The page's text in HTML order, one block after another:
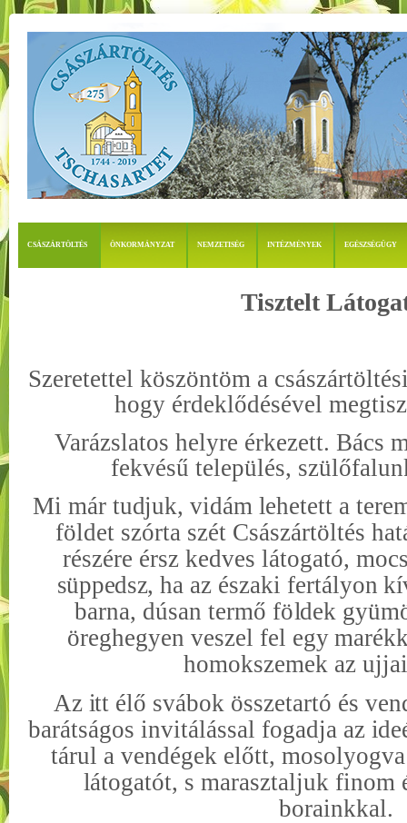
CSÁSZÁRTÖLTÉS ÖNKORMÁNYZAT NEMZETISÉG INTÉZMÉNYEK EGÉSZSÉGÜGY
Tisztelt
Szeretettel köszöntöm a
hogy érdeklődésével
Varázslatos helyre érkezett. Bács
fekvésű település,
Mi már tudjuk, vidámlehetett a
földet szórta szét Császártöltés
részére érsz kedves látogató,
süppedsz, ha az északi fertályon kí
barna, dúsan termő földek gyüm
öreghegyen veszel fel egy
homokszemek az
Az itt élő svábok összetartó és
barátságos invitálással fogadja azi
tárul a vendégek előtt,
látogatót, s marasztaljuk finom
borainkkal.